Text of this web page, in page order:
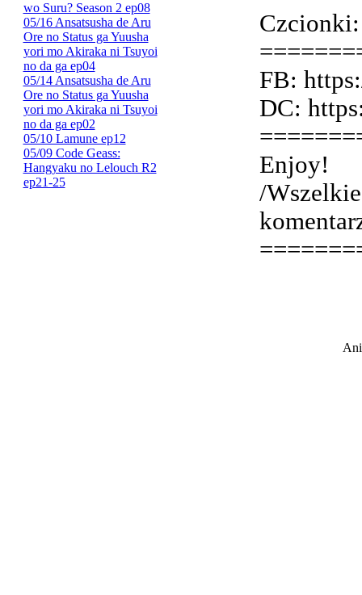
wo Suru? Season 2 ep08
05/16 Ansatsusha de Aru
Ore no Status ga Yuusha
yori mo Akiraka ni Tsuyoi
no da ga ep04
05/14 Ansatsusha de Aru
Ore no Status ga Yuusha
yori mo Akiraka ni Tsuyoi
no da ga ep02
05/10 Lamune ep12
05/09 Code Geass:
Hangyaku no Lelouch R2
ep21-25
FB:
DC:
Enjoy!
/